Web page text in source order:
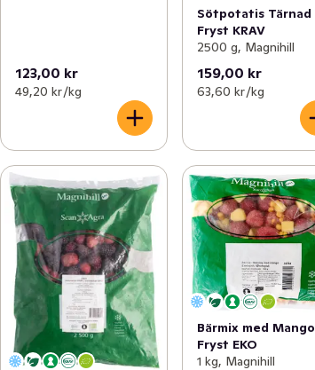
123,00 kr
49,20 kr /kg
Sötpotatis Tärnad
Fryst KRAV
2500 g, Magnihill
159,00 kr
63,60 kr /kg
Bärmix med Mango
Fryst EKO
1 kg, Magnihill